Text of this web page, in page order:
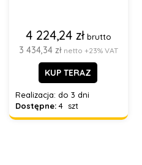
4 224,24 zł brutto
3 434,34 zł netto +23% VAT
KUP TERAZ
Realizacja: do 3 dni
Dostępne:4 szt